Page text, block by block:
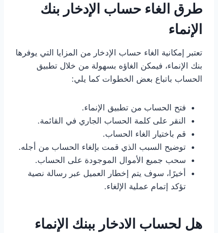
طرق الغاء حساب الإدخار بنك
الإنماء
تعتبر إمكانية الغاء حساب الإدخار من المزايا التي يوفرها
بنك الإنماء، فيمكن الغاؤه بسهولة من خلال تطبيق
الحساب باتباع بعض الخطوات كما يلي:
فتح الحساب من تطبيق الإنماء.
النقر على كلمة الحساب الجاري في القائمة.
قم باختيار الغاء الحساب.
توضيح السبب الذي قمت بإلغاء الحساب من أجله.
سحب جميع الأموال الموجودة على الحساب.
أخيرًا، سوف يتم إخطار العميل عبر رسالة نصية
تؤكد إتمام عملية الإلغاء.
هل لحساب الادخار ببنك الإنماء